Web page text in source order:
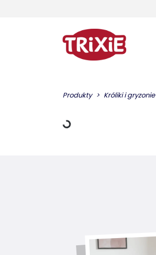
Produkty Króliki i gryzonie
Dane ładowania